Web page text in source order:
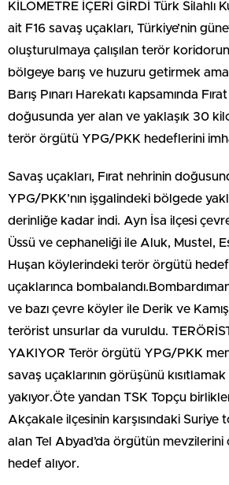
KİLOMETRE İÇERİ GİRDİ Türk Silahlı
ait F16 savaş uçakları, Türkiye’nin
oluşturulmaya çalışılan terör
bölgeye barış ve huzuru getirmek
Barış Pınarı Harekatı kapsamında
doğusunda yer alan ve yaklaşık 30
terör örgütü YPG/PKK hedeflerini
Savaş uçakları, Fırat nehrinin
YPG/PKK’nın işgalindeki bölgede
derinliğe kadar indi. Ayn İsa ilçesi
Üssü ve cephaneliği ile Aluk, Mustel,
Huşan köylerindeki terör örgütü
uçaklarınca
ve bazı çevre köyler ile Derik ve
terörist unsurlar da vuruldu.
YAKIYOR Terör örgütü YPG/PKK
savaş uçaklarının görüşünü
yakıyor.Öte yandan TSK Topçu
Akçakale ilçesinin karşısındaki Suriye
alan Tel Abyad’da örgütün mevzilerini
hedef alıyor.